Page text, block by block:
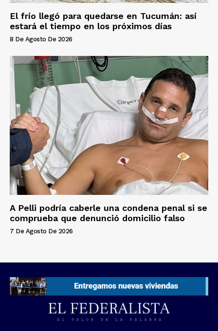
El frío llegó para quedarse en Tucumán: así
estará el tiempo en los próximos días
8 De Agosto De 2026
A Pelli podría caberle una condena penal si se
comprueba que denunció domicilio falso
7 De Agosto De 2026